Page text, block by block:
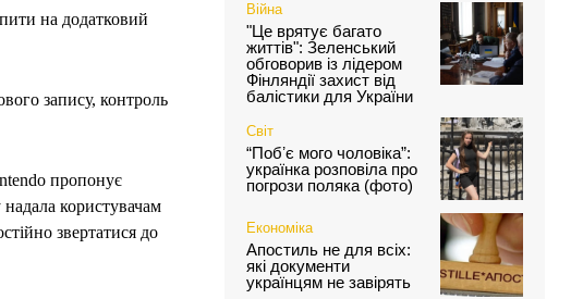
на додатковий
запису, контроль
пропонує
користувачам
звертатися до
Війна
"Це врятує багато
життів": Зеленський
обговорив із лідером
Фінляндії захист від
балістики для України
Світ
“Побʼє мого чоловіка”:
українка розповіла про
погрози поляка (фото)
Економіка
Апостиль не для всіх:
які документи
українцям не завірять